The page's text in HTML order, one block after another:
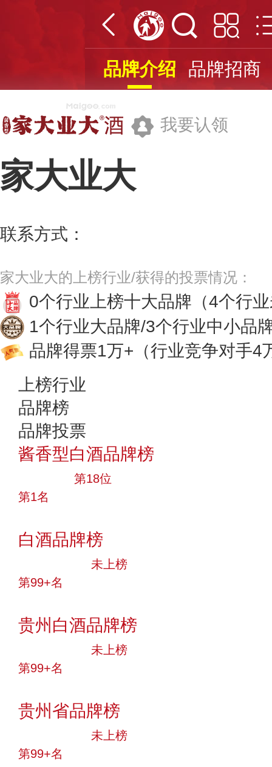
品牌介绍 品牌招商
我要认领
家大业大
联系方式：
家大业大的上榜行业/获得的投票情况：
0个行业上榜十大品牌 （4个行
1个行业大品牌/3个行业中小品
品牌得票1万+ （行业竞争对手4
上榜行业
品牌榜
品牌投票
酱香型白酒品牌榜
第18位
第1名
白酒品牌榜
未上榜
第99+名
贵州白酒品牌榜
未上榜
第99+名
贵州省品牌榜
未上榜
第99+名